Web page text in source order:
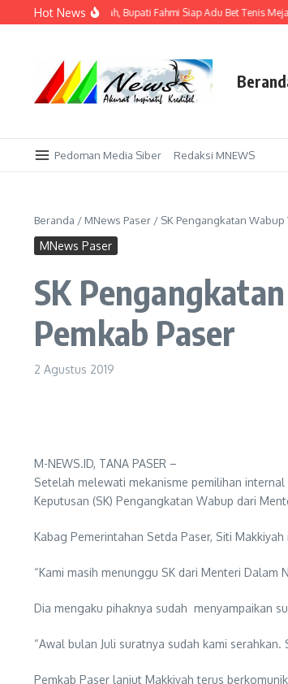
Lewati ke konten
Hot News
Sekadar Tuan Rumah, Bupati Fahmi Siap Adu Bet Tenis Meja
Pedoman Media Siber Redaksi MNEWS
Beranda / MNews Paser / SK Pengangkatan
MNews Paser
SK
Pemkab Paser
2 Agustus 2019
M-NEWS.ID, TANA PASER –
Setelah melewati mekanisme pemilihan
Keputusan (SK) Pengangkatan Wabup dari
Kabag Pemerintahan Setda Paser, Siti
“Kami masih menunggu SK dari Menteri Dalam
Dia mengaku pihaknya sudah menyampaikan
“Awal bulan Juli suratnya sudah kami
Pemkab Paser lanjut Makkiyah terus